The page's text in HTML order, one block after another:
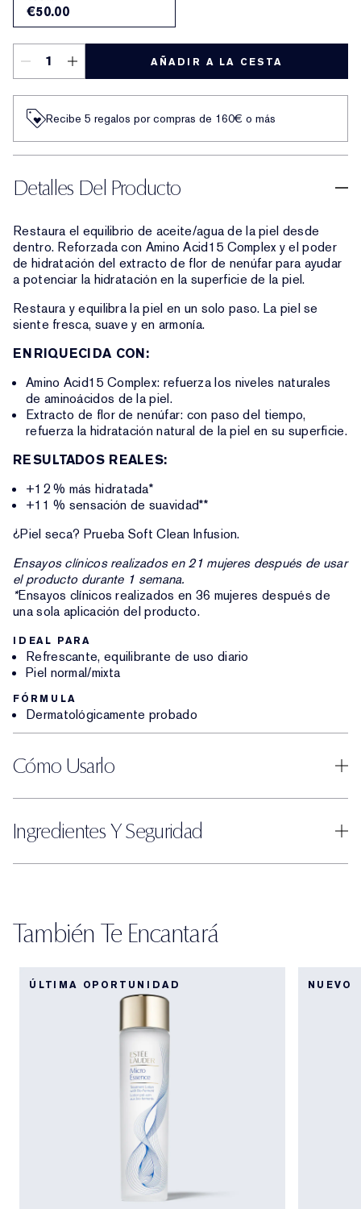
€50.00
AÑADIR A LA CESTA
Recibe 5 regalos por compras de 160€ o más
Detalles Del Producto
Restaura el equilibrio de aceite/agua de la piel desde
dentro. Reforzada con Amino Acid15 Complex y el poder
de hidratación del extracto de flor de nenúfar para ayudar
a potenciar la hidratación en la superficie de la piel.
Restaura y equilibra la piel en un solo paso. La piel se
siente fresca, suave y en armonía.
ENRIQUECIDA CON:
Amino Acid15 Complex: refuerza los niveles naturales
de aminoácidos de la piel.
Extracto de flor de nenúfar: con paso del tiempo,
refuerza la hidratación natural de la piel en su superficie.
RESULTADOS REALES:
+12 % más hidratada*
+11 % sensación de suavidad**
¿Piel seca? Prueba Soft Clean Infusion.
Ensayos clínicos realizados en 21 mujeres después de usar
el producto durante 1 semana.
*Ensayos clínicos realizados en 36 mujeres después de
una sola aplicación del producto.
IDEAL PARA
Refrescante, equilibrante de uso diario
Piel normal/mixta
FÓRMULA
Dermatológicamente probado
Cómo Usarlo
Ingredientes Y Seguridad
También Te Encantará
ÚLTIMA OPORTUNIDAD NUEVO